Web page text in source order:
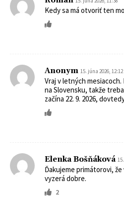
Kedy sa má otvoriť ten
Anonym 15. júna 2026, 12:12
Vraj v letných mesiacoch.
na Slovensku, takže
začína 22. 9. 2026,
Elenka Bošňáková
Ďakujeme primátorovi,
vyzerá dobre.
2